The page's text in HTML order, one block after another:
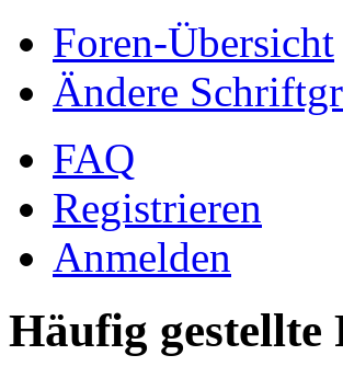
Foren-Übersicht
Ändere
FAQ
Registrieren
Anmelden
Häufig gestellte